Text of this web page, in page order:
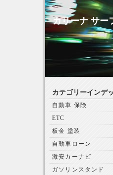
カリーナ サー
カテゴリーインデ
自動車 保険
ETC
板金 塗装
自動車ローン
激安カーナビ
ガソリンスタンド